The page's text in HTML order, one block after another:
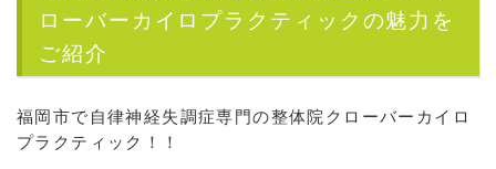
ローバーカイロプラクティックの魅力を
ご紹介
福岡市で自律神経失調症専門の整体院クローバーカイロ
プラクティック！！